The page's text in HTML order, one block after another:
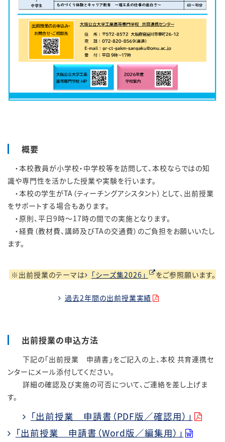
概要
・本校教員が小学校・中学校等を訪問して、本校ならではの知
識や専門性を活かした授業や実験を行います。
・本校の学生がTA（ティーチングアシスタント）として、出前授業
をサポートする場合もあります。
・原則、平日9時～17時の間での実施となります。
・経費（教材費、講師及びTAの交通費） のご負担をお願いいたし
ます。
※出前授業のテーマは 「シーズ集2026」 をご参照願います。
過去2年間の出前授業実績
出前授業の申込方法
下記の「出前授業 申請書」をご記入の上、本校 共育連携セ
ンターにメール添付してください。
詳細の確認及び実施の可否について、ご連絡を差し上げま
す。
「出前授業 申請書（PDF版／確認用）」
「出前授業 申請書（Word版／編集用）」